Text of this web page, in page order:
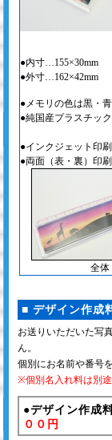
●内寸…155×30mm
●外寸…162×42mm
●メモリの色は黒・
●純国産プラスチッ
●インクジェット印刷
●両面（表・裏）印
全体
■ デザイン作成
お送りいただいた写
ん。
個別にお名前や番号
※個別名入れ料は別途
●デザイン作成
００円